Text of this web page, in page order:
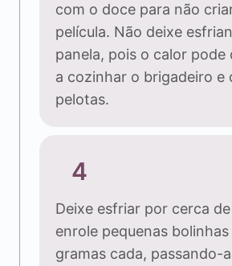
com o doce para não
película. Não deixe
panela, pois o calor pode
a cozinhar o brigadeiro e
pelotas.
4
Deixe esfriar por cerca
enrole pequenas bolinhas
gramas cada, passando-